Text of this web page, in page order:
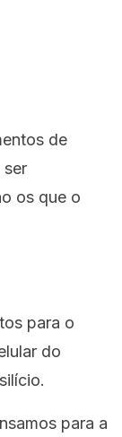
de
ser
os que o
para o
do
para a